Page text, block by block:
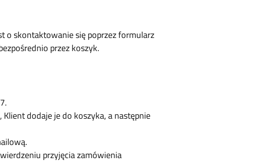
o skontaktowanie się poprzez formularz
przez koszyk.
dodaje je do koszyka, a następnie
przyjęcia zamówienia